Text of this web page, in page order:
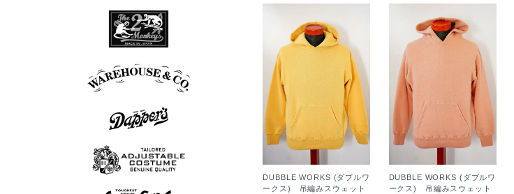
DUBBLE WORKS (ダブルワ
ークス) 吊編みスウェット
DUBBLE WORKS (ダブルワ
ークス) 吊編みスウェット
シューズ
アウター
パンツ
長袖シャツ
Tシャツ
7分袖Tシャツ
アロハシャツ
ボウリングシャツ
ベスト
帽子
パンツ
ポロシャツ
半袖シャツ
長袖シャツ
グッズ
ニット
アウター